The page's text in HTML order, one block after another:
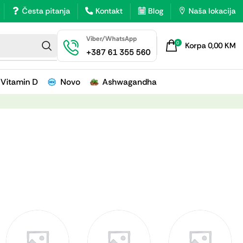
Česta pitanja Kontakt Blog Naša lokacija
Viber/WhatsApp
+387 61 355 560
0 Korpa0,00 KM
Vitamin D Novo Ashwagandha